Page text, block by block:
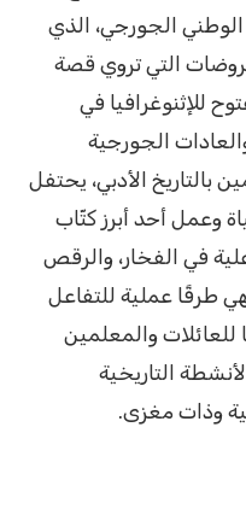
الجورجي، الذي
التي تروي قصة
للإثنوغرافيا في
الجورجية
بالتاريخ الأدبي، يحتفل
وعمل أحد أبرز كتّاب
في الفخار، والرقص
طرقًا عملية للتفاعل
للعائلات والمعلمين
التاريخية
وذات مغزى.